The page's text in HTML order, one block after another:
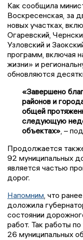
Как сообщила
Воскресенская, за
новых участках,
Огаревский,
Узловский и
программ, включая
жизни» и
обновляются
«Завершено
районов и
общей
следующую
объектах», –
Продолжается
92 муниципальных
является частью
дорог.
Напомним, что
доложила
состоянии
работ. Так работы
26 муниципальных